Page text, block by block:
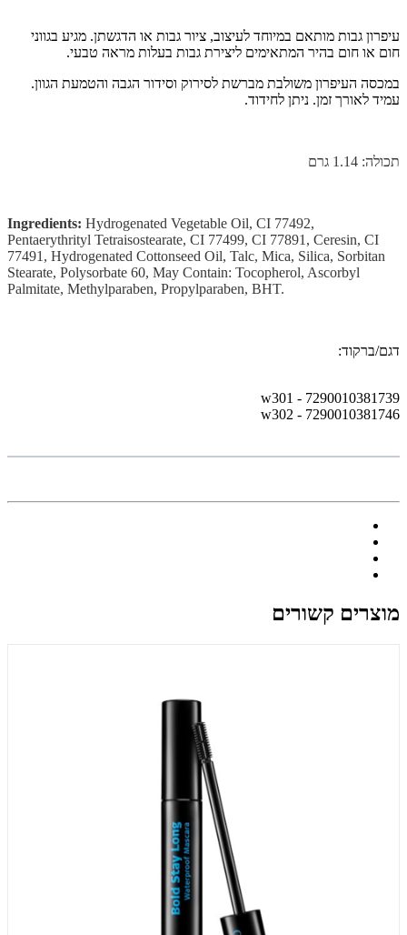
עיפרון גבות מותאם במיוחד לעיצוב, ציור גבות או הדגשתן. מגיע בגווני
חום או חום בהיר המתאימים ליצירת גבות בעלות מראה טבעי.
במכסה העיפרון משולבת מברשת לסירוק וסידור הגבה והטמעת הגוון.
עמיד לאורך זמן. ניתן לחידוד.
תכולה: 1.14 גרם
Ingredients: Hydrogenated Vegetable Oil, CI 77492,
Pentaerythrityl Tetraisostearate, CI 77499, CI 77891, Ceresin, CI
77491, Hydrogenated Cottonseed Oil, Talc, Mica, Silica, Sorbitan
Stearate, Polysorbate 60, May Contain: Tocopherol, Ascorbyl
Palmitate, Methylparaben, Propylparaben, BHT.
דגם/ברקוד:
w301 - 7290010381739
w302 - 7290010381746
מוצרים קשורים